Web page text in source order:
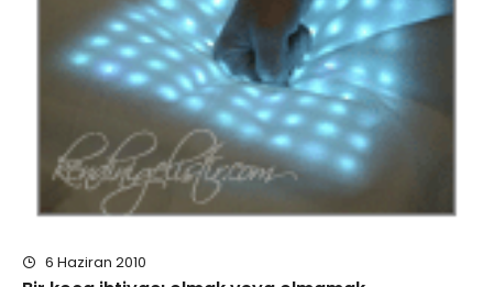
6 Haziran 2010